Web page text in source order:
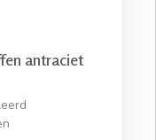
antraciet